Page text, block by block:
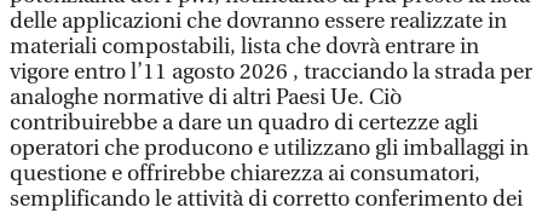
delle applicazioni che dovranno essere realizzate in
materiali compostabili, lista che dovrà entrare in
vigore entro l’11 agosto 2026 , tracciando la strada per
analoghe normative di altri Paesi Ue. Ciò
contribuirebbe a dare un quadro di certezze agli
operatori che producono e utilizzano gli imballaggi in
questione e offrirebbe chiarezza ai consumatori,
semplificando le attività di corretto conferimento dei